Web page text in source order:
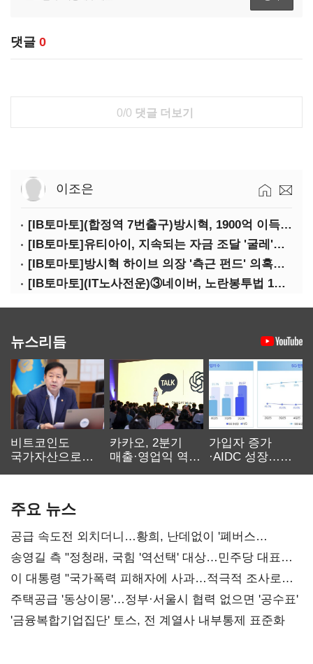
댓글 0
0/0 댓글 더보기
이조은
[IB토마토](합정역 7번출구)방시혁, 1900억 이득 논란…하이브 상장 진실은?
[IB토마토]유티아이, 지속되는 자금 조달 '굴레'…부채 리스크 고조
[IB토마토]방시혁 하이브 의장 '측근 펀드' 의혹…실상은 해외 투자 무산
[IB토마토](IT노사전운)③네이버, 노란봉투법 1호 되나…관건은 '진짜 주인'
뉴스리듬
비트코인도
국가자산으로…'
카카오, 2분기
매출·영업익 역대
가입자 증가
·AIDC 성장…
주요 뉴스
공급 속도전 외치더니…황희, 난데없이 '폐버스
리모델링' 제안
송영길 측 "정청래, 국힘 '역선택' 대상…민주당 대표로
총선 지휘 못해"
이 대통령 "국가폭력 피해자에 사과…적극적 조사로
진실 밝혀야"
주택공급 '동상이몽'…정부·서울시 협력 없으면 '공수표'
'금융복합기업집단' 토스, 전 계열사 내부통제 표준화